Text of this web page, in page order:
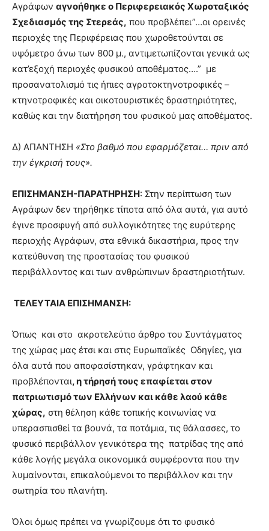
Αγράφων αγνοήθηκε ο Περιφερειακός Χωροταξικός
Σχεδιασμός της Στερεάς, που προβλέπει”…οι ορεινές
περιοχές της Περιφέρειας που χωροθετούνται σε
υψόμετρο άνω των 800 μ., αντιμετωπίζονται γενικά ως
κατ’εξοχή περιοχές φυσικού αποθέματος….” με
προσανατολισμό τις ήπιες αγροτοκτηνοτροφικές –
κτηνοτροφικές και οικοτουριστικές δραστηριότητες,
καθώς και την διατήρηση του φυσικού μας αποθέματος.
Δ) ΑΠΑΝΤΗΣΗ «Στο βαθμό που εφαρμόζεται… πριν από
την έγκρισή τους».
ΕΠΙΣΗΜΑΝΣΗ-ΠΑΡΑΤΗΡΗΣΗ: Στην περίπτωση των
Αγράφων δεν τηρήθηκε τίποτα από όλα αυτά, για αυτό
έγινε προσφυγή από συλλογικότητες της ευρύτερης
περιοχής Αγράφων, στα εθνικά δικαστήρια, προς την
κατεύθυνση της προστασίας του φυσικού
περιβάλλοντος και των ανθρώπινων δραστηριοτήτων.
ΤΕΛΕΥΤΑΙΑ ΕΠΙΣΗΜΑΝΣΗ:
Όπως και στο ακροτελεύτιο άρθρο του Συντάγματος
της χώρας μας έτσι και στις Ευρωπαϊκές Οδηγίες, για
όλα αυτά που αποφασίστηκαν, γράφτηκαν και
προβλέπονται, η τήρησή τους επαφίεται στον
πατριωτισμό των Ελλήνων και κάθε λαού κάθε
χώρας, στη θέληση κάθε τοπικής κοινωνίας να
υπερασπισθεί τα βουνά, τα ποτάμια, τις θάλασσες, το
φυσικό περιβάλλον γενικότερα της πατρίδας της από
κάθε λογής μεγάλα οικονομικά συμφέροντα που την
λυμαίνονται, επικαλούμενοι το περιβάλλον και την
σωτηρία του πλανήτη.
Όλοι όμως πρέπει να γνωρίζουμε ότι το φυσικό